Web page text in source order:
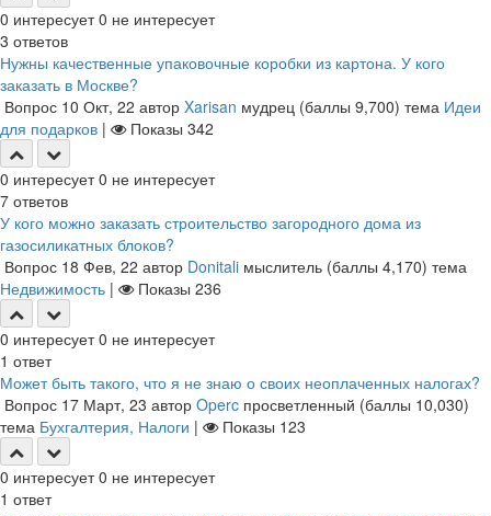
0 интересует 0 не интересует
3 ответов
Нужны качественные упаковочные коробки из картона. У кого
заказать в Москве?
Вопрос 10 Окт, 22 автор Xarisan мудрец (баллы 9,700) тема Идеи
для подарков | Показы 342
0 интересует 0 не интересует
7 ответов
У кого можно заказать строительство загородного дома из
газосиликатных блоков?
Вопрос 18 Фев, 22 автор Donitali мыслитель (баллы 4,170) тема
Недвижимость | Показы 236
0 интересует 0 не интересует
1 ответ
Может быть такого, что я не знаю о своих неоплаченных налогах?
Вопрос 17 Март, 23 автор Operc просветленный (баллы 10,030)
тема Бухгалтерия, Налоги | Показы 123
0 интересует 0 не интересует
1 ответ